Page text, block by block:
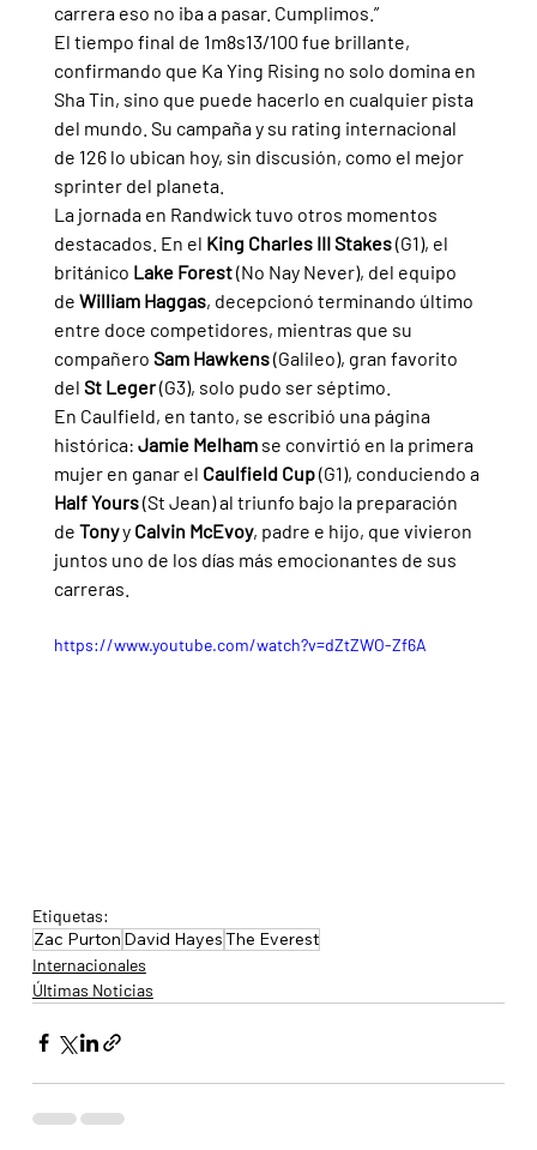
carrera eso no iba a pasar. Cumplimos.”
El tiempo final de 1m8s13/100 fue brillante,
confirmando que Ka Ying Rising no solo domina en
Sha Tin, sino que puede hacerlo en cualquier pista
del mundo. Su campaña y su rating internacional
de 126 lo ubican hoy, sin discusión, como el mejor
sprinter del planeta.
La jornada en Randwick tuvo otros momentos
destacados. En el King Charles III Stakes (G1), el
británico Lake Forest (No Nay Never), del equipo
de William Haggas, decepcionó terminando último
entre doce competidores, mientras que su
compañero Sam Hawkens (Galileo), gran favorito
del St Leger (G3), solo pudo ser séptimo.
En Caulfield, en tanto, se escribió una página
histórica: Jamie Melham se convirtió en la primera
mujer en ganar el Caulfield Cup (G1), conduciendo a
Half Yours (St Jean) al triunfo bajo la preparación
de Tony y Calvin McEvoy, padre e hijo, que vivieron
juntos uno de los días más emocionantes de sus
carreras.
https://www.youtube.com/watch?v=dZtZWO-Zf6A
Etiquetas:
Zac Purton David HayesThe Everest
Internacionales
Últimas Noticias